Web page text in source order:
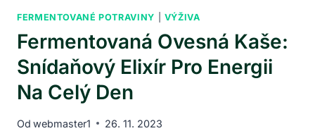
FERMENTOVANÉ POTRAVINY VÝŽIVA
Fermentovaná Ovesná Kaše:
Snídaňový Elixír Pro Energii
Na Celý Den
Od webmaster1 26. 11. 2023